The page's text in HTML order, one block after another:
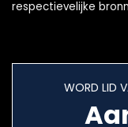
respectievelijke
WORD LID